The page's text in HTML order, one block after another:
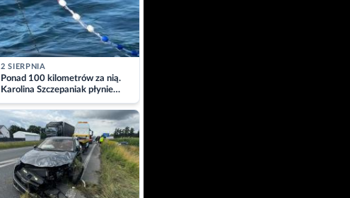
2 SIERPNIA
Ponad 100 kilometrów za nią.
Karolina Szczepaniak płynie
przez Bałtyk dla Piotra.
Aktualizacja